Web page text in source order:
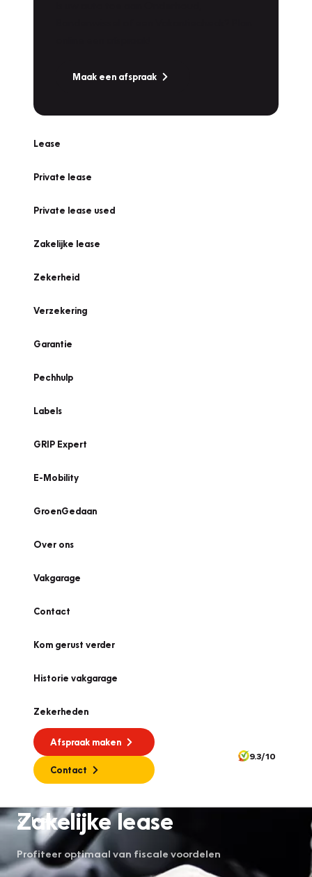
Maak een afspraak
Lease
Private lease
Private lease used
Zakelijke lease
Zekerheid
Verzekering
Garantie
Pechhulp
Labels
GRIP Expert
E-Mobility
GroenGedaan
Over ons
Vakgarage
Contact
Kom gerust verder
Historie vakgarage
Zekerheden
Afspraak maken
Contact
9.3/10
Lease
Zakelijke lease
Profiteer optimaal van fiscale voordelen